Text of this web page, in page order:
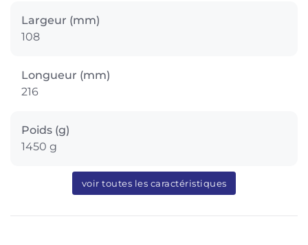
Largeur (mm)
108
Longueur (mm)
216
Poids (g)
1450 g
voir toutes les caractéristiques